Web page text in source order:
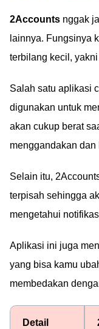
2Accounts nggak
lainnya. Fungsinya
terbilang kecil, yakni
Salah satu aplikasi
digunakan untuk
akan cukup berat
menggandakan dan
Selain itu,
terpisah sehingga
mengetahui
Aplikasi ini juga
yang bisa kamu
membedakan
Detail